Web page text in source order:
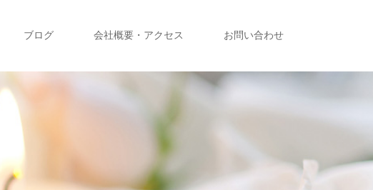
ブログ 会社概要・アクセス お問い合わせ